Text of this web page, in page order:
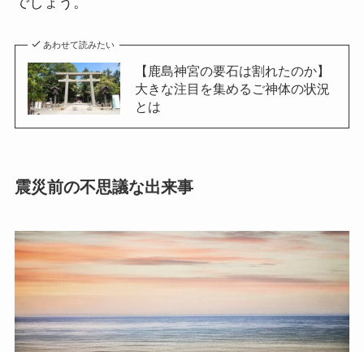
あわせて読みたい
【鹿島神宮の要石は割れたのか】
大きな注目を集めるご神体の状況
とは
震災前の不思議な出来事